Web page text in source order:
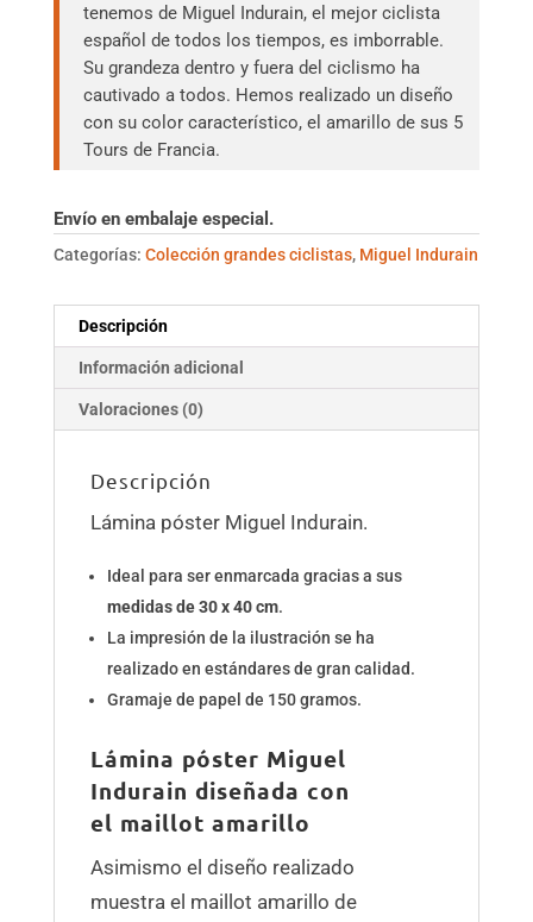
tenemos de Miguel Indurain, el mejor ciclista
español de todos los tiempos, es imborrable.
Su grandeza dentro y fuera del ciclismo ha
cautivado a todos. Hemos realizado un diseño
con su color característico, el amarillo de sus 5
Tours de Francia.
Envío en embalaje especial.
Categorías: Colección grandes ciclistas, Miguel Indurain
Descripción
Información adicional
Valoraciones (0)
Descripción
Lámina póster Miguel Indurain.
Ideal para ser enmarcada gracias a sus
medidas de 30 x 40 cm.
La impresión de la ilustración se ha
realizado en estándares de gran calidad.
Gramaje de papel de 150 gramos.
Lámina póster Miguel
Indurain diseñada con
el maillot amarillo
Asimismo el diseño realizado
muestra el maillot amarillo de